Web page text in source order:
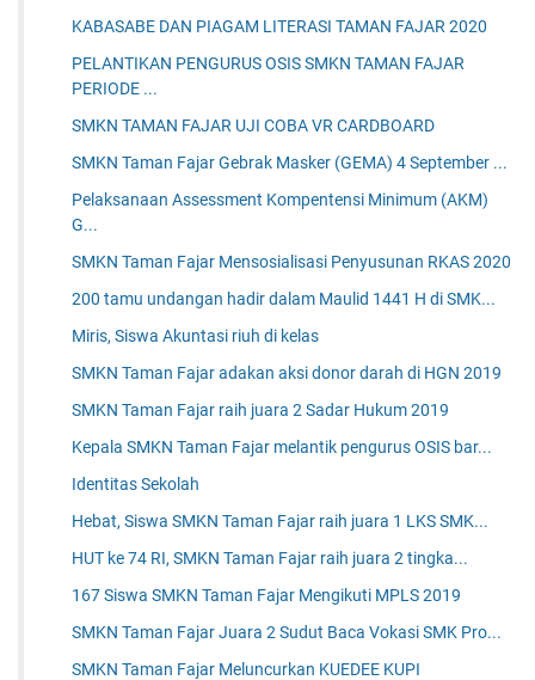
KABASABE DAN PIAGAM LITERASI TAMAN FAJAR 2020
PELANTIKAN PENGURUS OSIS SMKN TAMAN FAJAR
PERIODE ...
SMKN TAMAN FAJAR UJI COBA VR CARDBOARD
SMKN Taman Fajar Gebrak Masker (GEMA) 4 September ...
Pelaksanaan Assessment Kompentensi Minimum (AKM)
G...
SMKN Taman Fajar Mensosialisasi Penyusunan RKAS 2020
200 tamu undangan hadir dalam Maulid 1441 H di SMK...
Miris, Siswa Akuntasi riuh di kelas
SMKN Taman Fajar adakan aksi donor darah di HGN 2019
SMKN Taman Fajar raih juara 2 Sadar Hukum 2019
Kepala SMKN Taman Fajar melantik pengurus OSIS bar...
Identitas Sekolah
Hebat, Siswa SMKN Taman Fajar raih juara 1 LKS SMK...
HUT ke 74 RI, SMKN Taman Fajar raih juara 2 tingka...
167 Siswa SMKN Taman Fajar Mengikuti MPLS 2019
SMKN Taman Fajar Juara 2 Sudut Baca Vokasi SMK Pro...
SMKN Taman Fajar Meluncurkan KUEDEE KUPI